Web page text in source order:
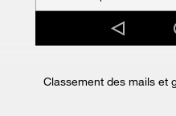
Classement des mails et